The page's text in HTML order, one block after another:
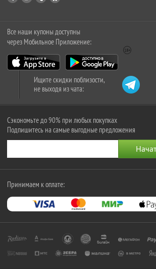
Все наши купоны доступны
через Мобильное Приложение:
Ищите скидки поблизости,
не выходя из чата:
Сэкономьте до 90% при любых покупках
Подпишитесь на самые выгодные предложения
Принимаем к оплате: